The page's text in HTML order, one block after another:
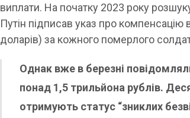
виплати. На початку 2023 року
Путін підписав указ про компенсацію
доларів) за кожного померлого
Однак вже в березні
понад 1,5 трильйона рублів.
отримують статус “зниклих